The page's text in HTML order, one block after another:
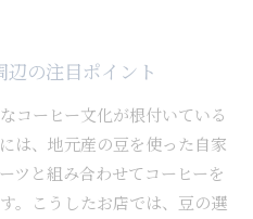
辺の注目ポイント
コーヒー文化が根付いている
は、地元産の豆を使った自家
ツと組み合わせてコーヒーを
。こうしたお店では、豆の選